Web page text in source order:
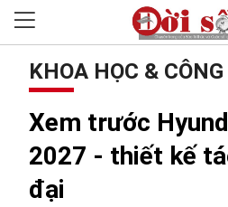
KHOA HỌC &
Xem trước
2027 - thiết kế
đại